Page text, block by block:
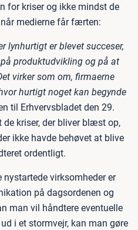
for kriser og ikke mindst de
når medierne får færten:
lynhurtigt er blevet succeser,
produktudvikling og på at
virker som om, firmaerne
hurtigt noget kan begynde
til Erhvervsbladet den 29.
kriser, der bliver blæst op,
ikke havde behøvet at blive
ordentligt.
virksomheder er
på dagsordenen og
man vil håndtere eventuelle
i et stormvejr, kan man gøre